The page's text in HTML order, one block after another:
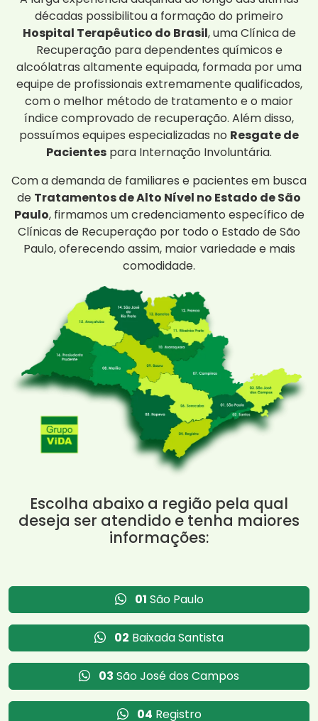
décadas possibilitou a formação do primeiro
Hospital Terapêutico do Brasil, uma Clínica de
Recuperação para dependentes químicos e
alcoólatras altamente equipada, formada por uma
equipe de profissionais extremamente qualificados,
com o melhor método de tratamento e o maior
índice comprovado de recuperação. Além disso,
possuímos equipes especializadas no Resgate de
Pacientes para Internação Involuntária.
Com a demanda de familiares e pacientes em busca
de Tratamentos de Alto Nível no Estado de São
Paulo, firmamos um credenciamento específico de
Clínicas de Recuperação por todo o Estado de São
Paulo, oferecendo assim, maior variedade e mais
comodidade.
Escolha abaixo a região pela qual
deseja ser atendido e tenha maiores
informações:
01 São Paulo
02 Baixada Santista
03 São José dos Campos
04 Registro